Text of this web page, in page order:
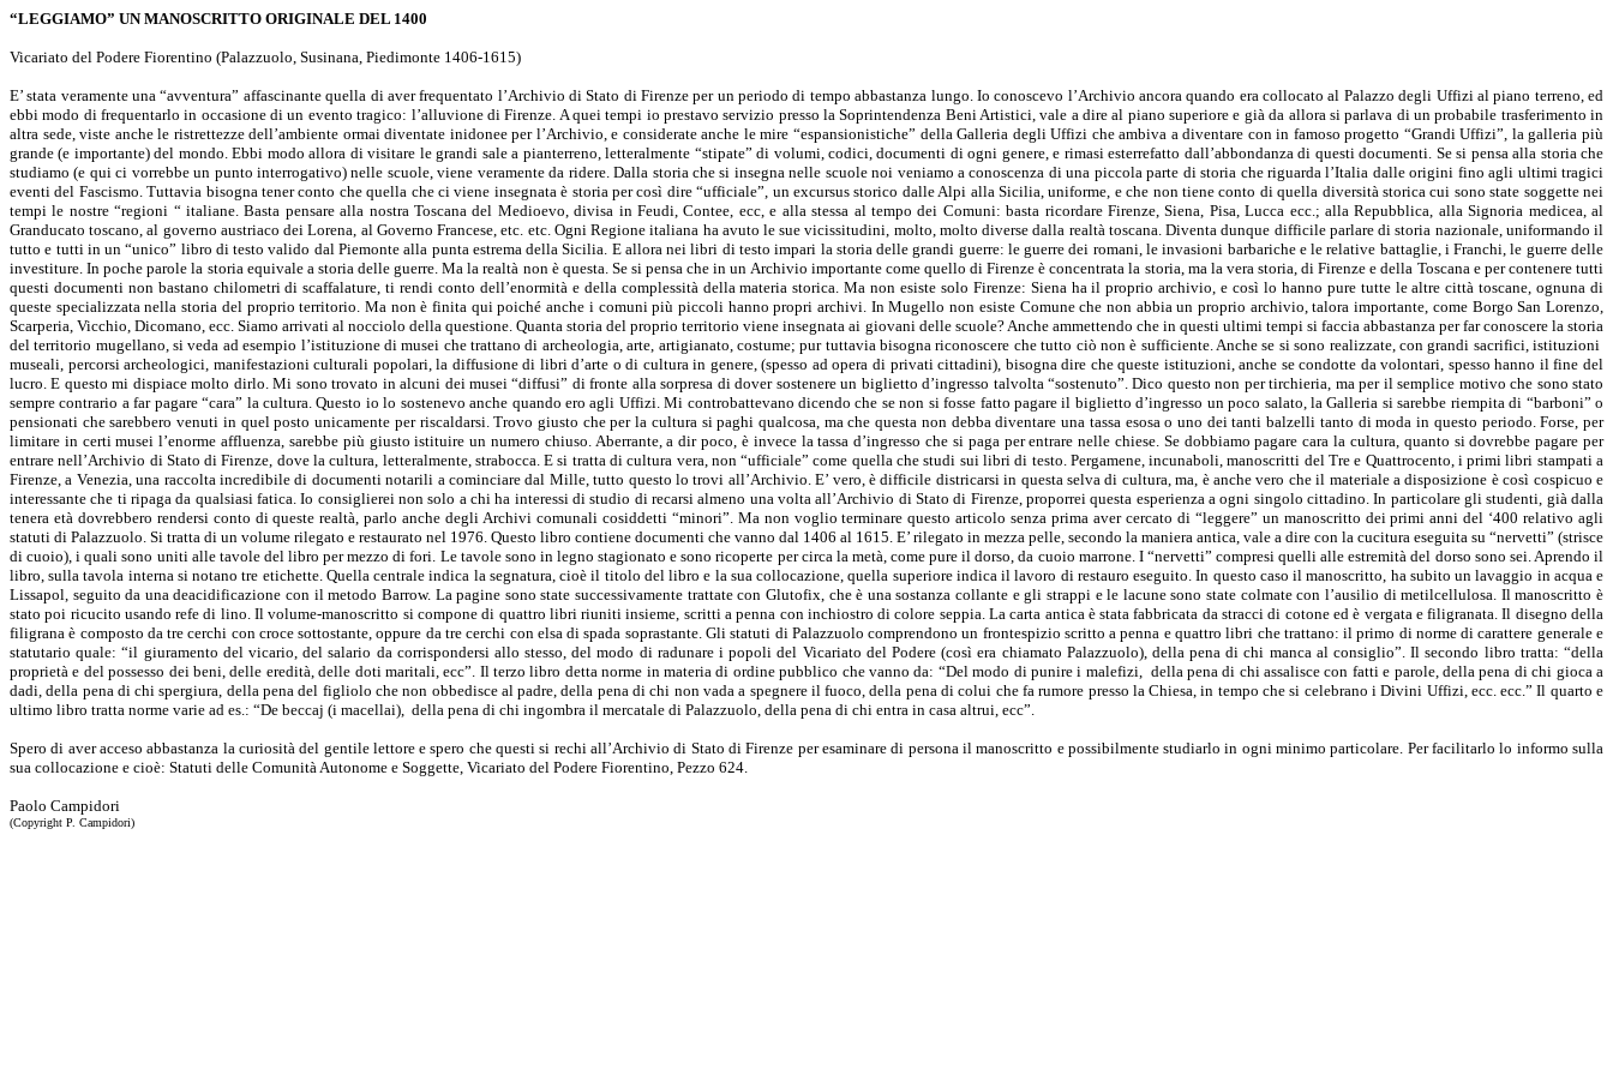
“LEGGIAMO” UN MANOSCRITTO ORIGINALE DEL 1400
Vicariato del Podere Fiorentino (Palazzuolo, Susinana, Piedimonte 1406-1615)
E’ stata veramente una “avventura” affascinante quella di aver frequentato l’Archivio di Stato di Firenze per un periodo di tempo abbastanza lungo. Io conoscevo l’Archivio ancora quando era collocato al Palazzo degli Uffizi al piano terreno, ed
ebbi modo di frequentarlo in occasione di un evento tragico: l’alluvione di Firenze. A quei tempi io prestavo servizio presso la Soprintendenza Beni Artistici, vale a dire al piano superiore e già da allora si parlava di un probabile trasferimento in
altra sede, viste anche le ristrettezze dell’ambiente ormai diventate inidonee per l’Archivio, e considerate anche le mire “espansionistiche” della Galleria degli Uffizi che ambiva a diventare con in famoso progetto “Grandi Uffizi”, la galleria più
grande (e importante) del mondo. Ebbi modo allora di visitare le grandi sale a pianterreno, letteralmente “stipate” di volumi, codici, documenti di ogni genere, e rimasi esterrefatto dall’abbondanza di questi documenti. Se si pensa alla storia che
studiamo (e qui ci vorrebbe un punto interrogativo) nelle scuole, viene veramente da ridere. Dalla storia che si insegna nelle scuole noi veniamo a conoscenza di una piccola parte di storia che riguarda l’Italia dalle origini fino agli ultimi tragici
eventi del Fascismo. Tuttavia bisogna tener conto che quella che ci viene insegnata è storia per così dire “ufficiale”, un excursus storico dalle Alpi alla Sicilia, uniforme, e che non tiene conto di quella diversità storica cui sono state soggette nei
tempi le nostre “regioni “ italiane. Basta pensare alla nostra Toscana del Medioevo, divisa in Feudi, Contee, ecc, e alla stessa al tempo dei Comuni: basta ricordare Firenze, Siena, Pisa, Lucca ecc.; alla Repubblica, alla Signoria medicea, al
Granducato toscano, al governo austriaco dei Lorena, al Governo Francese, etc. etc. Ogni Regione italiana ha avuto le sue vicissitudini, molto, molto diverse dalla realtà toscana. Diventa dunque difficile parlare di storia nazionale, uniformando il
tutto e tutti in un “unico” libro di testo valido dal Piemonte alla punta estrema della Sicilia. E allora nei libri di testo impari la storia delle grandi guerre: le guerre dei romani, le invasioni barbariche e le relative battaglie, i Franchi, le guerre delle
investiture. In poche parole la storia equivale a storia delle guerre. Ma la realtà non è questa. Se si pensa che in un Archivio importante come quello di Firenze è concentrata la storia, ma la vera storia, di Firenze e della Toscana e per contenere tutti
questi documenti non bastano chilometri di scaffalature, ti rendi conto dell’enormità e della complessità della materia storica. Ma non esiste solo Firenze: Siena ha il proprio archivio, e così lo hanno pure tutte le altre città toscane, ognuna di
queste specializzata nella storia del proprio territorio. Ma non è finita qui poiché anche i comuni più piccoli hanno propri archivi. In Mugello non esiste Comune che non abbia un proprio archivio, talora importante, come Borgo San Lorenzo,
Scarperia, Vicchio, Dicomano, ecc. Siamo arrivati al nocciolo della questione. Quanta storia del proprio territorio viene insegnata ai giovani delle scuole? Anche ammettendo che in questi ultimi tempi si faccia abbastanza per far conoscere la storia
del territorio mugellano, si veda ad esempio l’istituzione di musei che trattano di archeologia, arte, artigianato, costume; pur tuttavia bisogna riconoscere che tutto ciò non è sufficiente. Anche se si sono realizzate, con grandi sacrifici, istituzioni
museali, percorsi archeologici, manifestazioni culturali popolari, la diffusione di libri d’arte o di cultura in genere, (spesso ad opera di privati cittadini), bisogna dire che queste istituzioni, anche se condotte da volontari, spesso hanno il fine del
lucro. E questo mi dispiace molto dirlo. Mi sono trovato in alcuni dei musei “diffusi” di fronte alla sorpresa di dover sostenere un biglietto d’ingresso talvolta “sostenuto”. Dico questo non per tirchieria, ma per il semplice motivo che sono stato
sempre contrario a far pagare “cara” la cultura. Questo io lo sostenevo anche quando ero agli Uffizi. Mi controbattevano dicendo che se non si fosse fatto pagare il biglietto d’ingresso un poco salato, la Galleria si sarebbe riempita di “barboni” o
pensionati che sarebbero venuti in quel posto unicamente per riscaldarsi. Trovo giusto che per la cultura si paghi qualcosa, ma che questa non debba diventare una tassa esosa o uno dei tanti balzelli tanto di moda in questo periodo. Forse, per
limitare in certi musei l’enorme affluenza, sarebbe più giusto istituire un numero chiuso. Aberrante, a dir poco, è invece la tassa d’ingresso che si paga per entrare nelle chiese. Se dobbiamo pagare cara la cultura, quanto si dovrebbe pagare per
entrare nell’Archivio di Stato di Firenze, dove la cultura, letteralmente, strabocca. E si tratta di cultura vera, non “ufficiale” come quella che studi sui libri di testo. Pergamene, incunaboli, manoscritti del Tre e Quattrocento, i primi libri stampati a
Firenze, a Venezia, una raccolta incredibile di documenti notarili a cominciare dal Mille, tutto questo lo trovi all’Archivio. E’ vero, è difficile districarsi in questa selva di cultura, ma, è anche vero che il materiale a disposizione è così cospicuo e
interessante che ti ripaga da qualsiasi fatica. Io consiglierei non solo a chi ha interessi di studio di recarsi almeno una volta all’Archivio di Stato di Firenze, proporrei questa esperienza a ogni singolo cittadino. In particolare gli studenti, già dalla
tenera età dovrebbero rendersi conto di queste realtà, parlo anche degli Archivi comunali cosiddetti “minori”. Ma non voglio terminare questo articolo senza prima aver cercato di “leggere” un manoscritto dei primi anni del ‘400 relativo agli
statuti di Palazzuolo. Si tratta di un volume rilegato e restaurato nel 1976. Questo libro contiene documenti che vanno dal 1406 al 1615. E’ rilegato in mezza pelle, secondo la maniera antica, vale a dire con la cucitura eseguita su “nervetti” (strisce
di cuoio), i quali sono uniti alle tavole del libro per mezzo di fori. Le tavole sono in legno stagionato e sono ricoperte per circa la metà, come pure il dorso, da cuoio marrone. I “nervetti” compresi quelli alle estremità del dorso sono sei. Aprendo il
libro, sulla tavola interna si notano tre etichette. Quella centrale indica la segnatura, cioè il titolo del libro e la sua collocazione, quella superiore indica il lavoro di restauro eseguito. In questo caso il manoscritto, ha subito un lavaggio in acqua e
Lissapol, seguito da una deacidificazione con il metodo Barrow. La pagine sono state successivamente trattate con Glutofix, che è una sostanza collante e gli strappi e le lacune sono state colmate con l’ausilio di metilcellulosa. Il manoscritto è
stato poi ricucito usando refe di lino. Il volume-manoscritto si compone di quattro libri riuniti insieme, scritti a penna con inchiostro di colore seppia. La carta antica è stata fabbricata da stracci di cotone ed è vergata e filigranata. Il disegno della
filigrana è composto da tre cerchi con croce sottostante, oppure da tre cerchi con elsa di spada soprastante. Gli statuti di Palazzuolo comprendono un frontespizio scritto a penna e quattro libri che trattano: il primo di norme di carattere generale e
statutario quale: “il giuramento del vicario, del salario da corrispondersi allo stesso, del modo di radunare i popoli del Vicariato del Podere (così era chiamato Palazzuolo), della pena di chi manca al consiglio”. Il secondo libro tratta: “della
proprietà e del possesso dei beni, delle eredità, delle doti maritali, ecc”. Il terzo libro detta norme in materia di ordine pubblico che vanno da: “Del modo di punire i malefizi, della pena di chi assalisce con fatti e parole, della pena di chi gioca a
dadi, della pena di chi spergiura, della pena del figliolo che non obbedisce al padre, della pena di chi non vada a spegnere il fuoco, della pena di colui che fa rumore presso la Chiesa, in tempo che si celebrano i Divini Uffizi, ecc. ecc.” Il quarto e
ultimo libro tratta norme varie ad es.: “De beccaj (i macellai), della pena di chi ingombra il mercatale di Palazzuolo, della pena di chi entra in casa altrui, ecc”.
Spero di aver acceso abbastanza la curiosità del gentile lettore e spero che questi si rechi all’Archivio di Stato di Firenze per esaminare di persona il manoscritto e possibilmente studiarlo in ogni minimo particolare. Per facilitarlo lo informo sulla
sua collocazione e cioè: Statuti delle Comunità Autonome e Soggette, Vicariato del Podere Fiorentino, Pezzo 624.
Paolo Campidori
(Copyright P. Campidori)